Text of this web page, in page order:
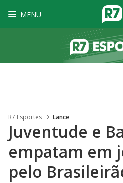
MENU
R7 Esportes Lance
Juventude e
empatam em
pelo